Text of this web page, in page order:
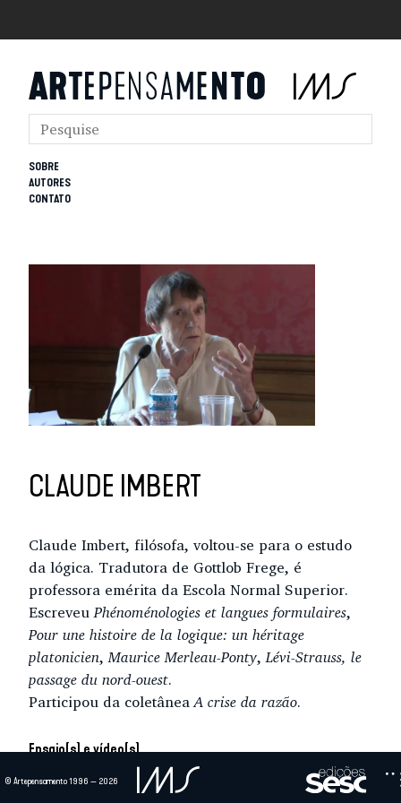
SOBRE
AUTORES
CONTATO
Ensaio(s) e vídeo(s)
ENTRE KANT E WITTGENSTEIN
Em 1890, as atenções voltaram-se para a episteme subjacente à lógica
CLAUDE IMBERT
Claude Imbert, filósofa, voltou-se para o estudo
da lógica. Tradutora de Gottlob Frege, é
professora emérita da Escola Normal Superior.
EscreveuPhénoménologies et langues formulaires,
Pour une histoire de la logique: un héritage
platonicien,Maurice Merleau-Ponty,Lévi-Strauss, le
passage du nord-ouest.
Participou da coletâneaA crise da razão.
© Artepensamento 1996 — 2026